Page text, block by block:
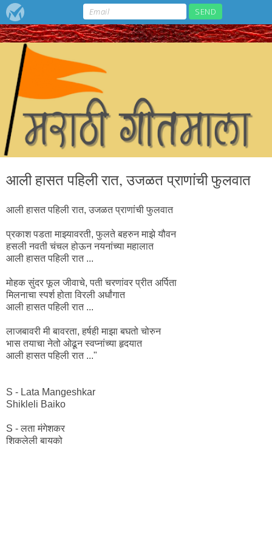
आली हासत पहिली रात, उजळत प्राणांची फुलवात
आली हासत पहिली रात, उजळत प्राणांची फुलवात
प्रकाश पडता माझ्यावरती, फुलते बहरुन माझे यौवन
हसली नवती चंचल होऊन नयनांच्या महालात
आली हासत पहिली रात ...
मोहक सुंदर फूल जीवाचे, पती चरणांवर प्रीत अर्पिता
मिलनाचा स्पर्श होता विरली अर्धांगात
आली हासत पहिली रात ...
लाजबावरी मी बावरता, हर्षही माझा बघतो चोरुन
भास तयाचा नेतो ओढून स्वप्नांच्या हृदयात
आली हासत पहिली रात ..."
S - Lata Mangeshkar
Shikleli Baiko
S - लता मंगेशकर
शिकलेली बायको